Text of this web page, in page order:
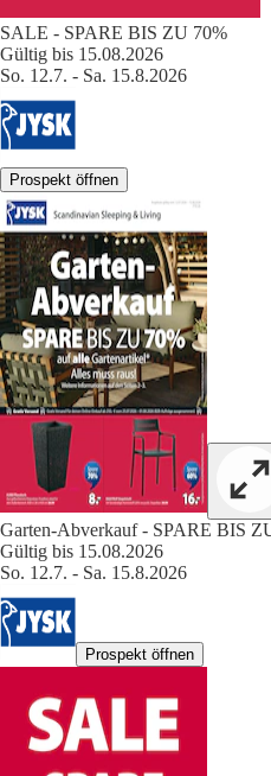
SALE - SPARE BIS ZU 70%
Gültig bis 15.08.2026
So. 12.7. - Sa. 15.8.2026
Prospekt öffnen
Garten-Abverkauf - SPARE BIS
Gültig bis 15.08.2026
So. 12.7. - Sa. 15.8.2026
Prospekt öffnen